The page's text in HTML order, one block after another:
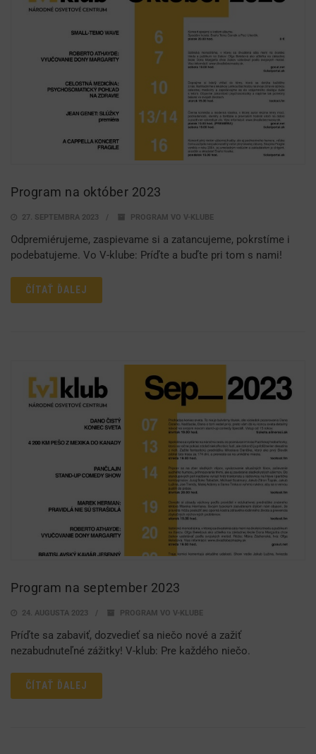
Program na október 2023
27. SEPTEMBRA 2023 PROGRAM VO V-KLUBE
Odpremiérujeme, zaspievame si a zatancujeme, pokrstíme i
podebatujeme. Vo V-klube: Príďte a buďte pri tom s nami!
ČÍTAŤ ĎALEJ
Program na september 2023
24. AUGUSTA 2023 PROGRAM VO V-KLUBE
Príďte sa zabaviť, dozvedieť sa niečo nové a zažiť
nezabudnuteľné zážitky! V-klub: Pre každého niečo.
ČÍTAŤ ĎALEJ